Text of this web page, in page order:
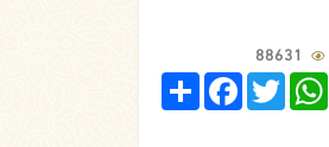
88631
ShareFacebookTwitter
WhatsApp